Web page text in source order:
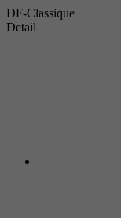
DF-Classique
Detail